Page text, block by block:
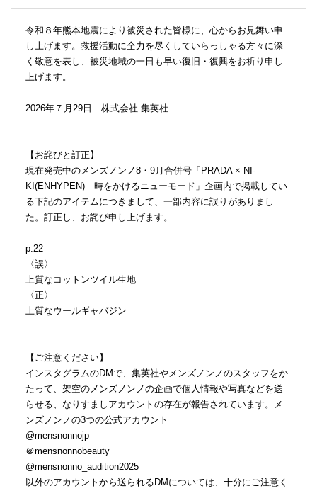
令和８年熊本地震により被災された皆様に、心からお見舞い申
し上げます。救援活動に全力を尽くしていらっしゃる方々に深
く敬意を表し、被災地域の一日も早い復旧・復興をお祈り申し
上げます。
2026年７月29日 株式会社 集英社
【お詫びと訂正】
現在発売中のメンズノンノ8・9月合併号「PRADA × NI-
KI(ENHYPEN) 時をかけるニューモード」企画内で掲載してい
る下記のアイテムにつきまして、一部内容に誤りがありまし
た。訂正し、お詫び申し上げます。
p.22
〈誤〉
上質なコットンツイル生地
〈正〉
上質なウールギャバジン
【ご注意ください】
インスタグラムのDMで、集英社やメンズノンノのスタッフをか
たって、架空のメンズノンノの企画で個人情報や写真などを送
らせる、なりすましアカウントの存在が報告されています。メ
ンズノンノの3つの公式アカウント
@mensnonnojp
＠mensnonnobeauty
@mensnonno_audition2025
以外のアカウントから送られるDMについては、十分にご注意く